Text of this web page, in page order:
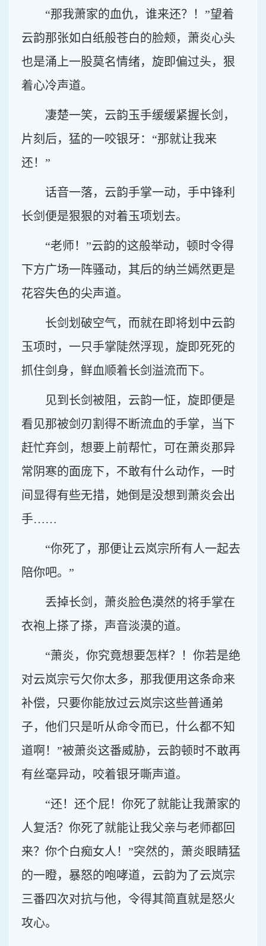
“那我萧家的血仇，谁来还？！”望着
云韵那张如白纸般苍白的脸颊，萧炎心头
也是涌上一股莫名情绪，旋即偏过头，狠
着心冷声道。
凄楚一笑，云韵玉手缓缓紧握长剑，
片刻后，猛的一咬银牙：“那就让我来
还！”
话音一落，云韵手掌一动，手中锋利
长剑便是狠狠的对着玉项划去。
“老师！”云韵的这般举动，顿时令得
下方广场一阵骚动，其后的纳兰嫣然更是
花容失色的尖声道。
长剑划破空气，而就在即将划中云韵
玉项时，一只手掌陡然浮现，旋即死死的
抓住剑身，鲜血顺着长剑溢流而下。
见到长剑被阻，云韵一怔，旋即便是
看见那被剑刃割得不断流血的手掌，当下
赶忙弃剑，想要上前帮忙，可在萧炎那异
常阴寒的面庞下，不敢有什么动作，一时
间显得有些无措，她倒是没想到萧炎会出
手……
“你死了，那便让云岚宗所有人一起去
陪你吧。”
丢掉长剑，萧炎脸色漠然的将手掌在
衣袍上搽了搽，声音淡漠的道。
“萧炎，你究竟想要怎样？！你若是绝
对云岚宗亏欠你太多，那我便用这条命来
补偿，只要你能放过云岚宗这些普通弟
子，他们只是听从命令而已，什么都不知
道啊！”被萧炎这番威胁，云韵顿时不敢再
有丝毫异动，咬着银牙嘶声道。
“还！还个屁！你死了就能让我萧家的
人复活？你死了就能让我父亲与老师都回
来？你个白痴女人！”突然的，萧炎眼睛猛
的一瞪，暴怒的咆哮道，云韵为了云岚宗
三番四次对抗与他，令得其简直就是怒火
攻心。